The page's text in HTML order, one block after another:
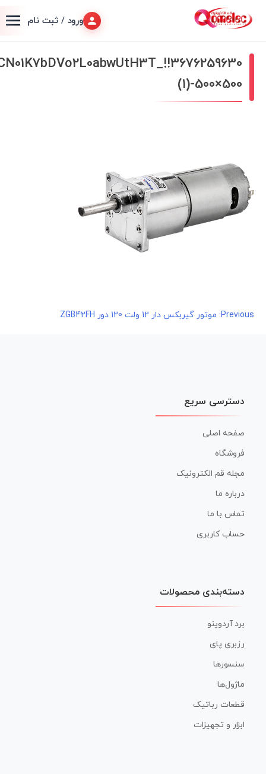
ورود / ثبت نام
O1CN01K7bDVo2L0abwUtH3T_!!3676259630
(1)-500×500
موتور گیربکس دار 12 ولت 120 دور ZGB42FH
دسترسی سریع
صفحه اصلی
فروشگاه
مجله قم الکترونیک
درباره ما
تماس با ما
حساب کاربری
دسته‌بندی محصولات
برد آردوینو
رزبری پای
سنسورها
ماژول‌ها
قطعات رباتیک
ابزار و تجهیزات